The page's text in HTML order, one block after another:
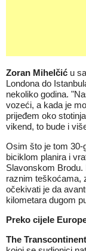
Zoran Mihelčić u
Londona do
nekoliko godina.
vozeći, a kada je
prijeđem oko
vikend, to bude i
Osim što je tom 30-
biciklom planira i
Slavonskom
raznim teškoćama,
očekivati je da
kilometara dugom
Preko cijele
The